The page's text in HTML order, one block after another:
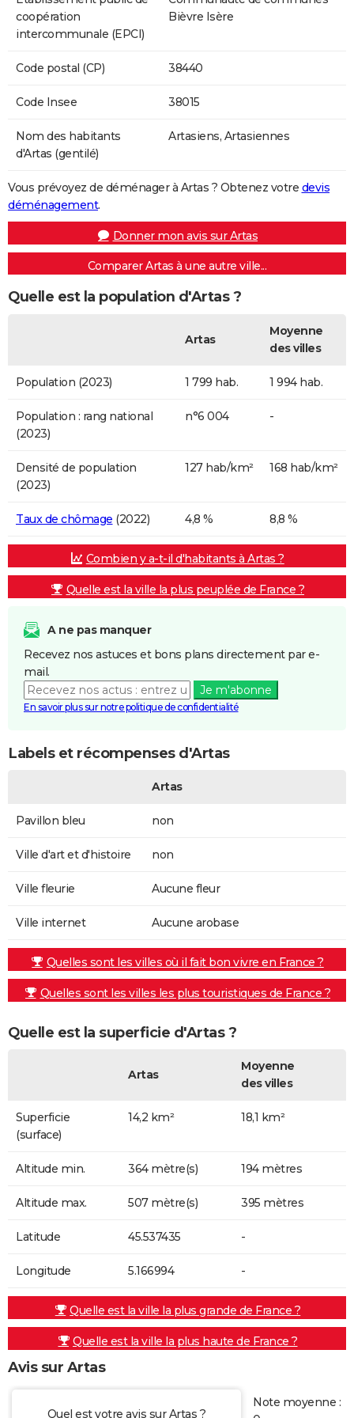
coopération
intercommunale (EPCI)
Bièvre Isère
Code postal (CP) 38440
Code Insee 38015
Nom des habitants
d'Artas (gentilé)
Artasiens, Artasiennes
Vous prévoyez de déménager à Artas ? Obtenez votre devis
déménagement.
Donner mon avis sur Artas
Comparer Artas à une autre ville...
Quelle est la population d'Artas ?
Artas
Moyenne
des villes
Population (2023) 1 799 hab. 1 994 hab.
Population : rang national
(2023)
n°6 004 -
Densité de population
(2023)
127 hab/km² 168 hab/km²
Taux de chômage (2022) 4,8 % 8,8 %
Combien y a-t-il d'habitants à Artas ?
Quelle est la ville la plus peuplée de France ?
A ne pas manquer
Recevez nos astuces et bons plans directement par e-
mail.
Je m'abonne
En savoir plus sur notre politique de confidentialité
Labels et récompenses d'Artas
Artas
Pavillon bleu non
Ville d'art et d'histoire non
Ville fleurie Aucune fleur
Ville internet Aucune arobase
Quelles sont les villes où il fait bon vivre en France ?
Quelles sont les villes les plus touristiques de France ?
Quelle est la superficie d'Artas ?
Artas
Moyenne
des villes
Superficie
(surface)
14,2 km² 18,1 km²
Altitude min. 364 mètre(s) 194 mètres
Altitude max. 507 mètre(s) 395 mètres
Latitude 45.537435 -
Longitude 5.166994 -
Quelle est la ville la plus grande de France ?
Quelle est la ville la plus haute de France ?
Avis sur Artas
Quel est votre avis sur Artas ?
Note moyenne :